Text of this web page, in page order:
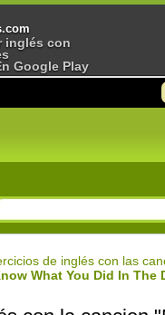
de inglés con las
What You Did In The
inglés con
Google Play